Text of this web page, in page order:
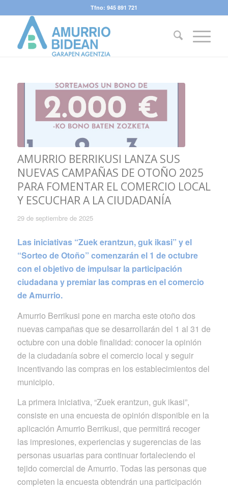
Tfno: 945 891 721
AMURRIO BERRIKUSI LANZA SUS
NUEVAS CAMPAÑAS DE OTOÑO 2025
PARA FOMENTAR EL COMERCIO LOCAL
Y ESCUCHAR A LA CIUDADANÍA
29 de septiembre de 2025
Las iniciativas “Zuek erantzun, guk ikasi” y el
“Sorteo de Otoño” comenzarán el 1 de octubre
con el objetivo de impulsar la participación
ciudadana y premiar las compras en el comercio
de Amurrio.
Amurrio Berrikusi pone en marcha este otoño dos
nuevas campañas que se desarrollarán del 1 al 31 de
octubre con una doble finalidad: conocer la opinión
de la ciudadanía sobre el comercio local y seguir
incentivando las compras en los establecimientos del
municipio.
La primera iniciativa, “Zuek erantzun, guk ikasi”,
consiste en una encuesta de opinión disponible en la
aplicación Amurrio Berrikusi, que permitirá recoger
las impresiones, experiencias y sugerencias de las
personas usuarias para continuar fortaleciendo el
tejido comercial de Amurrio. Todas las personas que
completen la encuesta obtendrán una participación